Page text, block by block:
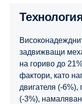
задвижващи
на гориво до
фактори, като
двигателя (-6%),
(-3%),